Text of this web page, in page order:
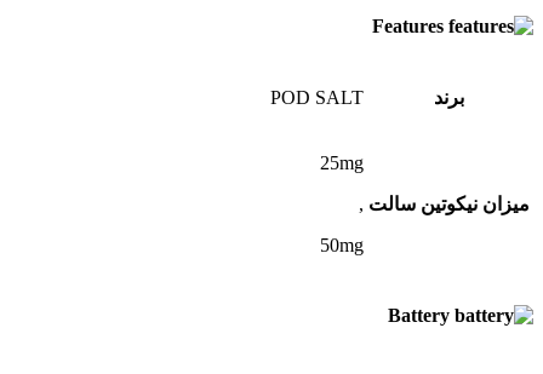
Features
برند POD SALT
میزان نیکوتین سالت
25mg
,
50mg
Battery